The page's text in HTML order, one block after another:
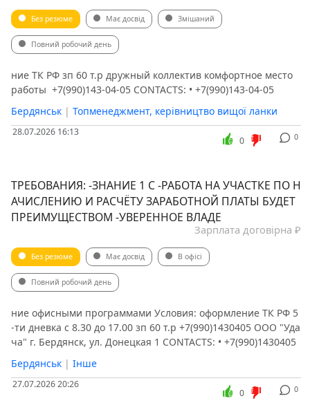
Без резюме Має досвід Змішаний
Повний робочий день
ние ТК РФ зп 60 т.р дружный коллектив комфортное место
работы ️ +7(990)143-04-05 CONTACTS: • +7(990)143-04-05
Бердянськ | Топменеджмент, керівництво вищої ланки
28.07.2026 16:13 0
0
ТРЕБОВАНИЯ: -ЗНАНИЕ 1 С -РАБОТА НА УЧАСТКЕ ПО Н
АЧИСЛЕНИЮ И РАСЧЁТУ ЗАРАБОТНОЙ ПЛАТЫ БУДЕТ
ПРЕИМУЩЕСТВОМ -УВЕРЕННОЕ ВЛАДЕ
Зарплата договірна ₽
Без резюме Має досвід В офісі
Повний робочий день
ние офисными программами Условия: оформление ТК РФ 5
-ти дневка с 8.30 до 17.00 зп 60 т.р +7(990)1430405 ООО "Уда
ча" г. Бердянск, ул. Донецкая 1 CONTACTS: • +7(990)1430405
Бердянськ | Інше
27.07.2026 20:26 0
0